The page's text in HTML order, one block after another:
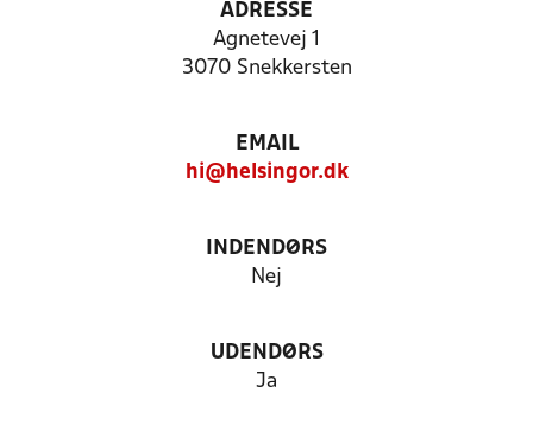
ADRESSE
Agnetevej 1
3070 Snekkersten
EMAIL
hi@helsingor.dk
INDENDØRS
Nej
UDENDØRS
Ja